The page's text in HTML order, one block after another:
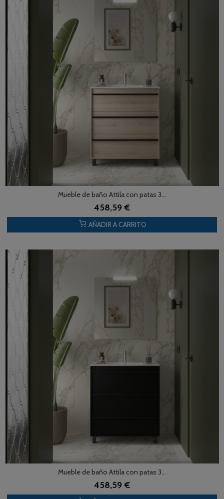
Mueble de baño Attila con patas 3...
458,59 €
AÑADIR A CARRITO
Mueble de baño Attila con patas 3...
458,59 €